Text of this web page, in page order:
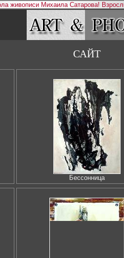
живописи Михаила Сатарова!
САЙТ
Бессонница